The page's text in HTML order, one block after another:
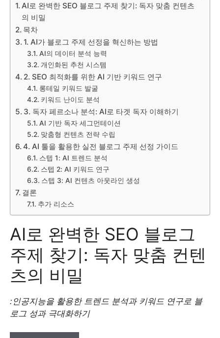
AI로 완벽한 SEO 블로그 주제 찾기: 독자 맞춤 컨텐츠
의 비밀
목차
1. AI가 블로그 주제 선정을 혁신하는 방법
AI의 데이터 분석 능력
개인화된 추천 시스템
2. SEO 최적화를 위한 AI 기반 키워드 연구
롱테일 키워드 발굴
키워드 난이도 분석
3. 독자 페르소나 분석: AI로 타겟 독자 이해하기
AI 기반 독자 세그먼테이션
맞춤형 컨텐츠 전략 수립
4. AI 툴을 활용한 실전 블로그 주제 선정 가이드
스텝 1: AI 트렌드 분석
스텝 2: AI 키워드 연구
스텝 3: AI 컨텐츠 아웃라인 생성
결론
추가 리소스
AI로 완벽한 SEO 블로그
주제 찾기: 독자 맞춤 컨텐
츠의 비밀
:인공지능을 활용한 트렌드 분석과 키워드 연구로 블
로그 성과 극대화하기